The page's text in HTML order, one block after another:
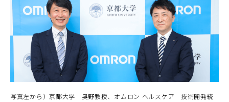
写真左から）京都大学 奥野教授、オムロン ヘルスケア 技術開発統